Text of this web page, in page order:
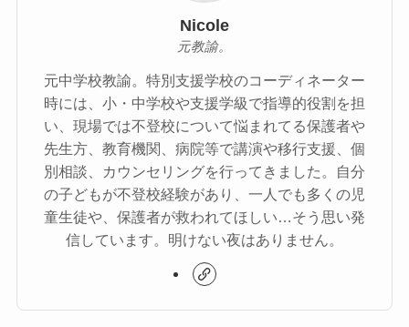
Nicole
元教諭。
元中学校教諭。特別支援学校のコーディネーター
時には、小・中学校や支援学級で指導的役割を担
い、現場では不登校について悩まれてる保護者や
先生方、教育機関、病院等で講演や移行支援、個
別相談、カウンセリングを行ってきました。自分
の子どもが不登校経験があり、一人でも多くの児
童生徒や、保護者が救われてほしい…そう思い発
信しています。明けない夜はありません。